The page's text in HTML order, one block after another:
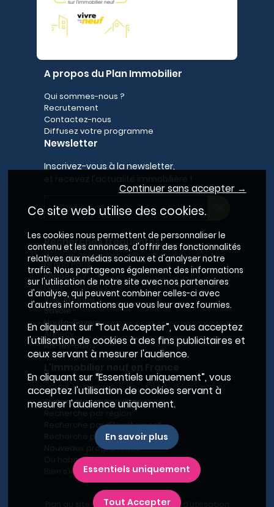
A propos du Plan Immobilier
Qui sommes-nous ?
Recrutement
Contactez-nous
Diffusez votre programme
Newsletter
Inscrivez-vous à la newsletter,
Recherches fréquentes
Grand Paris
Rhône
Lyon
Villeurbanne
Savoie
Haute-Savoie
Annecy
Aix-les-Bains
Le BRS dans la Métropole de Lyon
Promoteurs immobiliers
Recherche par département
Recherche par ville
Nouveaux programmes
Où habiter à Marseille ?
Bien s'installer
- Conditions générales d’utilisation
Continuer sans accepter →
Ce site web utilise des cookies.
Les cookies nous permettent de personnaliser le
contenu et les annonces, d'offrir des fonctionnalités
relatives aux médias sociaux et d'analyser notre
trafic. Nous partageons également des informations
sur l'utilisation de notre site avec nos partenaires
d'analyse, qui peuvent combiner celles-ci avec
d'autres informations que vous leur avez fournies.
En cliquant sur “Tout Accepter”, vous acceptez
l'utilisation de cookies à des fins publicitaires et
ceux servant à mesurer l'audience.
En cliquant sur “Essentiels uniquement”, vous
acceptez l'utilisation de cookies servant à
mesurer l'audience uniquement.
En savoir plus
Essentiels uniquement
Tout Accepter